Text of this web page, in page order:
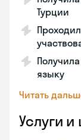
Турции
языку
Читать
Услуги